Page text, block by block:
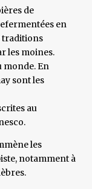
de
en
traditions
les moines.
monde. En
sont les
au
les
notamment à